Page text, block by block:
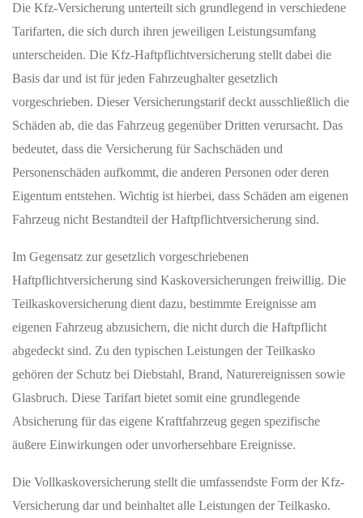
Die Kfz-Versicherung unterteilt sich grundlegend in verschiedene
Tarifarten, die sich durch ihren jeweiligen Leistungsumfang
unterscheiden. Die Kfz-Haftpflichtversicherung stellt dabei die
Basis dar und ist für jeden Fahrzeughalter gesetzlich
vorgeschrieben. Dieser Versicherungstarif deckt ausschließlich die
Schäden ab, die das Fahrzeug gegenüber Dritten verursacht. Das
bedeutet, dass die Versicherung für Sachschäden und
Personenschäden aufkommt, die anderen Personen oder deren
Eigentum entstehen. Wichtig ist hierbei, dass Schäden am eigenen
Fahrzeug nicht Bestandteil der Haftpflichtversicherung sind.
Im Gegensatz zur gesetzlich vorgeschriebenen
Haftpflichtversicherung sind Kaskoversicherungen freiwillig. Die
Teilkaskoversicherung dient dazu, bestimmte Ereignisse am
eigenen Fahrzeug abzusichern, die nicht durch die Haftpflicht
abgedeckt sind. Zu den typischen Leistungen der Teilkasko
gehören der Schutz bei Diebstahl, Brand, Naturereignissen sowie
Glasbruch. Diese Tarifart bietet somit eine grundlegende
Absicherung für das eigene Kraftfahrzeug gegen spezifische
äußere Einwirkungen oder unvorhersehbare Ereignisse.
Die Vollkaskoversicherung stellt die umfassendste Form der Kfz-
Versicherung dar und beinhaltet alle Leistungen der Teilkasko.